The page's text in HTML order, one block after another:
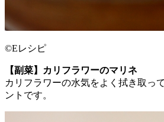
©Eレシピ
【副菜】カリフラワーのマリネ
カリフラワーの水気をよく拭き取っ
ントです。